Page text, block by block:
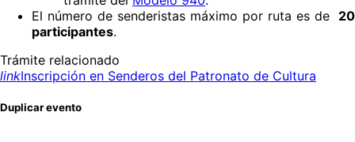
El número de senderistas máximo por ruta es de 20
participantes.
Trámite relacionado
linkInscripción en Senderos del Patronato de Cultura
Duplicar evento